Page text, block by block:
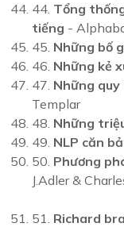
44. Tổng
tiếng -
45. Những bố
46. Những kẻ
47. Những
Templar
48. Những
49. NLP căn
50. Phương
J.Adler &
51. Richard